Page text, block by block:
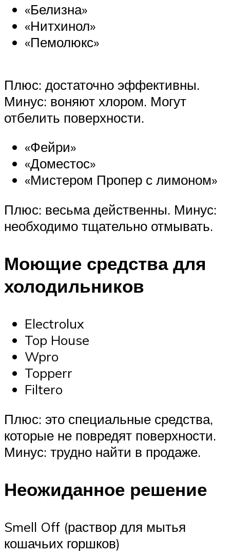
«Белизна»
«Нитхинол»
«Пемолюкс»
Плюс: достаточно эффективны.
Минус: воняют хлором. Могут
отбелить поверхности.
«Фейри»
«Доместос»
«Мистером Пропер с лимоном»
Плюс: весьма действенны. Минус:
необходимо тщательно отмывать.
Моющие средства для
холодильников
Electrolux
Top House
Wpro
Topperr
Filtero
Плюс: это специальные средства,
которые не повредят поверхности.
Минус: трудно найти в продаже.
Неожиданное решение
Smell Off (раствор для мытья
кошачьих горшков)